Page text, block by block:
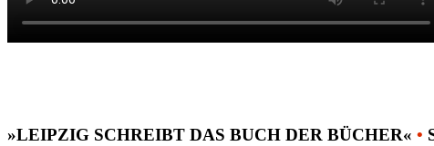
»LEIPZIG SCHREIBT DAS BUCH DER BÜCHER« •